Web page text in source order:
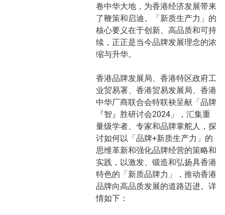
卷中华大地，为香港经济发展带来
了鞭策和启迪。「新质生产力」的
核心要义在于创新、高品质和可持
续，正正是当今品牌发展理念的浓
缩与升华。
香港品牌发展局、香港特区政府工
业贸易署、香港贸易发展局、香港
中华厂商联合会特联袂呈献「品牌
『智』胜研讨会2024」，汇集重
量级学者、专家和品牌掌舵人，探
讨如何以「品牌+新质生产力」的
思维革新和强化品牌经营的策略和
实践，以激发、锻造和弘扬具香港
特色的「新质品牌力」，推动香港
品牌向高品质发展的道路迈进。详
情如下：